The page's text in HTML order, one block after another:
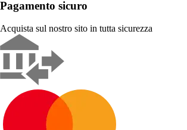
Pagamento sicuro
Acquista sul nostro sito in tutta sicurezza